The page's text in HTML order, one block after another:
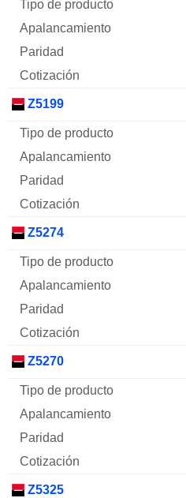
Z5199
Z5274
Z5270
Z5325